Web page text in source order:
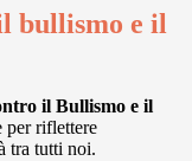
bullismo e il
il Bullismo e il
per riflettere
tra tutti noi.